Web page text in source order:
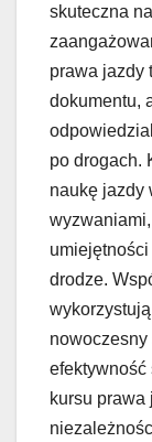
skuteczna
prawa jazdy
dokumentu,
po drogach.
naukę jazdy
drodze.
nowoczesny
efektywność
kursu prawa